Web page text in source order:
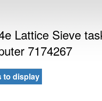
Lattice Sieve
7174267
to display